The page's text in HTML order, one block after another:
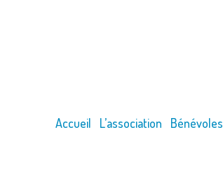
Accueil L’association Bénévoles